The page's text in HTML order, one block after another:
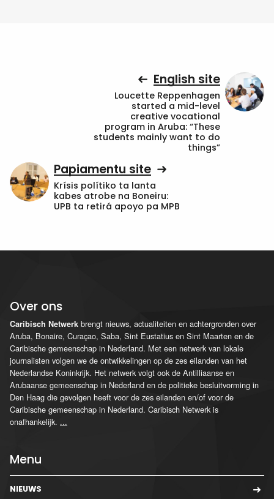
English site
Loucette Reppenhagen
started a mid-level
creative vocational
program in Aruba: “These
students mainly want to do
things”
Papiamentu site
Krísis polítiko ta lanta
kabes atrobe na Boneiru:
UPB ta retirá apoyo pa MPB
Over ons
Caribisch Netwerk brengt nieuws, actualiteiten en achtergronden over
Aruba, Bonaire, Curaçao, Saba, Sint Eustatius en Sint Maarten en de
Caribische gemeenschap in Nederland. Met een netwerk van lokale
journalisten volgen we de ontwikkelingen op de zes eilanden van het
Nederlandse Koninkrijk. Het netwerk volgt ook de Antilliaanse en
Arubaanse gemeenschap in Nederland en de politieke besluitvorming in
Den Haag die gevolgen heeft voor de zes eilanden en/of voor de
Caribische gemeenschap in Nederland. Caribisch Netwerk is
onafhankelijk. ...
Menu
NIEUWS